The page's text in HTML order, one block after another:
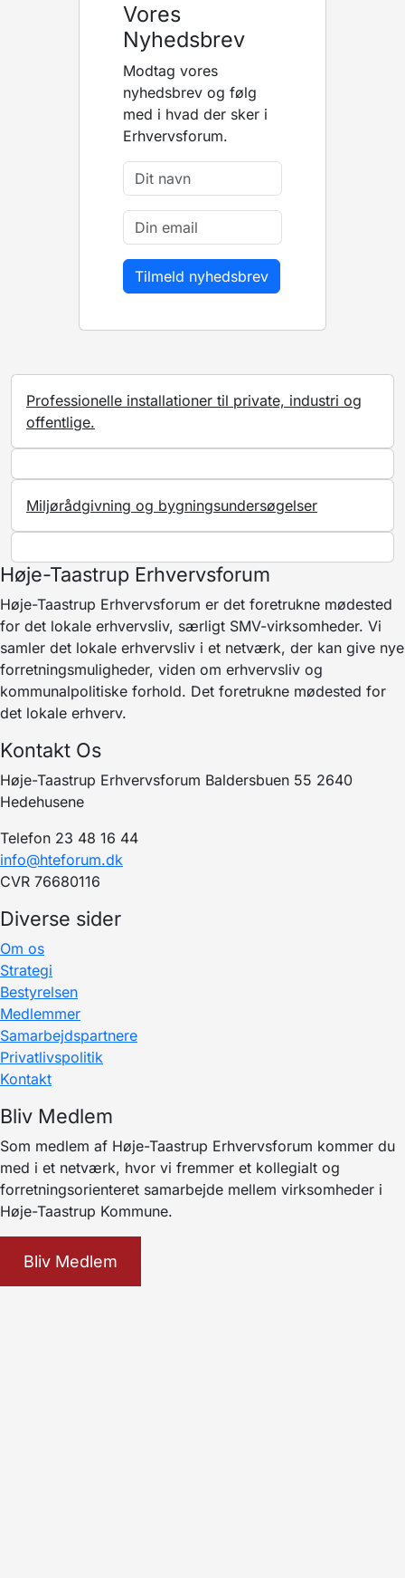
Vores
Nyhedsbrev
Modtag vores
nyhedsbrev og følg
med i hvad der sker i
Erhvervsforum.
Professionelle installationer til private, industri og
offentlige.
Miljørådgivning og bygningsundersøgelser
Høje-Taastrup Erhvervsforum
Høje-Taastrup Erhvervsforum er det foretrukne mødested
for det lokale erhvervsliv, særligt SMV-virksomheder. Vi
samler det lokale erhvervsliv i et netværk, der kan give nye
forretningsmuligheder, viden om erhvervsliv og
kommunalpolitiske forhold. Det foretrukne mødested for
det lokale erhverv.
Kontakt Os
Høje-Taastrup Erhvervsforum Baldersbuen 55 2640
Hedehusene
Telefon 23 48 16 44
info@hteforum.dk
CVR 76680116
Diverse sider
Om os
Strategi
Bestyrelsen
Medlemmer
Samarbejdspartnere
Privatlivspolitik
Kontakt
Bliv Medlem
Som medlem af Høje-Taastrup Erhvervsforum kommer du
med i et netværk, hvor vi fremmer et kollegialt og
forretningsorienteret samarbejde mellem virksomheder i
Høje-Taastrup Kommune.
Bliv Medlem